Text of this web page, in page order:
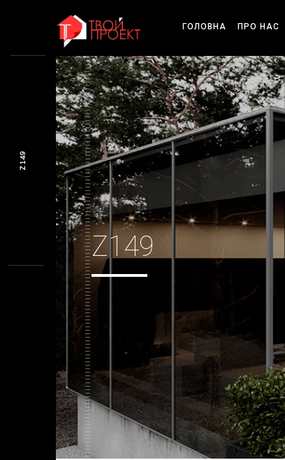
ГОЛОВНА ПРО НАС
Z149
Z149